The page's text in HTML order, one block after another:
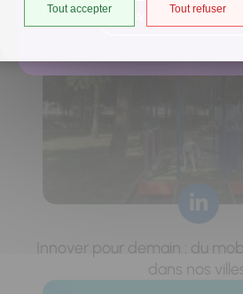
Tout accepter Tout refuser
Accéder à l'univers
Innover pour demain : du
dans nos